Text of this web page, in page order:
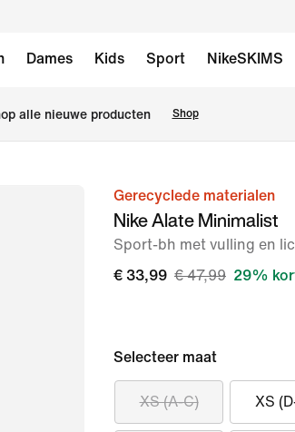
Dames Kids Sport NikeSKIMS
alle nieuwe producten Shop
afbeelding
Gerecyclede materialen
Nike Alate Minimalist
Sport-bh met vulling en
€ 33,99 € 47,99 29%
Selecteer maat
XS (A-C) XS